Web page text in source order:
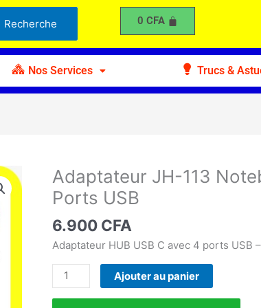
Recherche 0 CFA
Nos Services Trucs &
Adaptateur JH-113
Ports USB
6.900 CFA
Adaptateur HUB USB C avec 4 ports USB
quantité
de
Adaptateur
JH-
113
Notebook
vers
4
Ajouter au panier
vers
4
Ports